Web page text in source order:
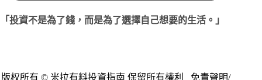
「投資不是為了錢，而是為了選擇自己想要的生活。」
版权所有 © 米拉有料投資指南 保留所有權利 免責聲明/